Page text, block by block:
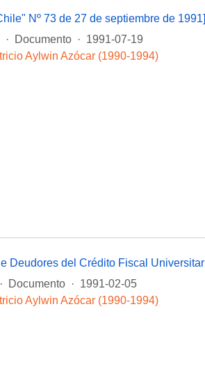
Nº 73 de 27 de septiembre de 1991]
· Documento · 1991-07-19
Aylwin Azócar (1990-1994)
· Documento · 1991-02-05
Aylwin Azócar (1990-1994)